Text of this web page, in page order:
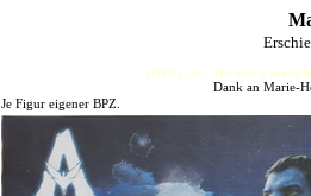
HJFHenze - Helmut´s
Dank an Marie-
Je Figur eigener BPZ.